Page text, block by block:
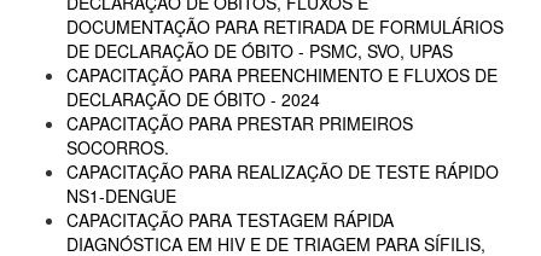
DOCUMENTAÇÃO PARA RETIRADA DE FORMULÁRIOS
DE DECLARAÇÃO DE ÓBITO - PSMC, SVO, UPAS
CAPACITAÇÃO PARA PREENCHIMENTO E FLUXOS DE
DECLARAÇÃO DE ÓBITO - 2024
CAPACITAÇÃO PARA PRESTAR PRIMEIROS
SOCORROS.
CAPACITAÇÃO PARA REALIZAÇÃO DE TESTE RÁPIDO
NS1-DENGUE
CAPACITAÇÃO PARA TESTAGEM RÁPIDA
DIAGNÓSTICA EM HIV E DE TRIAGEM PARA SÍFILIS,